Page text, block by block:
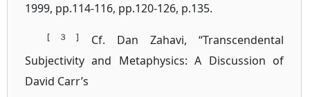
1999, pp.114-116, pp.120-126, p.135.
[３]
Cf. Dan Zahavi, “Transcendental
Subjectivity and Metaphysics: A Discussion of
David Carr’s